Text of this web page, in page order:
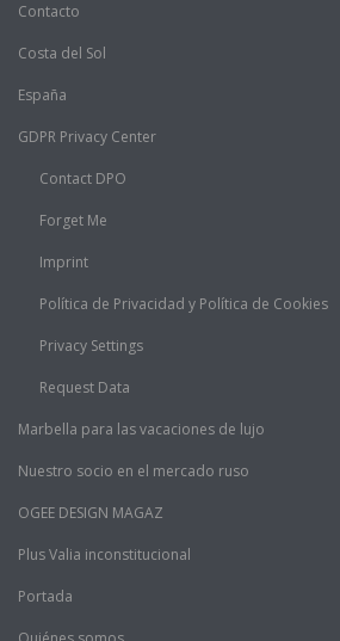
Contacto
Costa del Sol
España
GDPR Privacy Center
Contact DPO
Forget Me
Imprint
Política de Privacidad y Política de Cookies
Privacy Settings
Request Data
Marbella para las vacaciones de lujo
Nuestro socio en el mercado ruso
OGEE DESIGN MAGAZ
Plus Valia inconstitucional
Portada